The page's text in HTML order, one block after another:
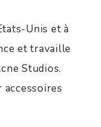
Unis et à
et travaille
Studios.
accessoires